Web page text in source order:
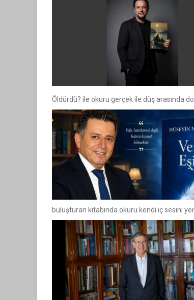
Öldürdü? ile okuru gerçek ile düş arasında
buluşturan kitabında okuru kendi iç sesini